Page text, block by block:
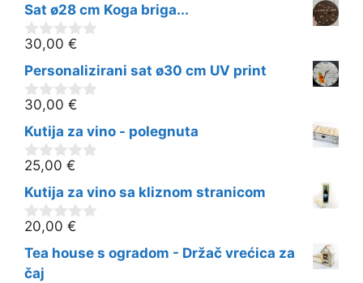
d
5
Sat ø28 cm Koga briga...
0
d
5
30,00 €
Personalizirani sat ø30 cm UV print
0
d
5
30,00 €
Kutija za vino - polegnuta
0
d
5
25,00 €
Kutija za vino sa kliznom stranicom
0
d
5
20,00 €
Tea house s ogradom - Držač vrećica za
čaj